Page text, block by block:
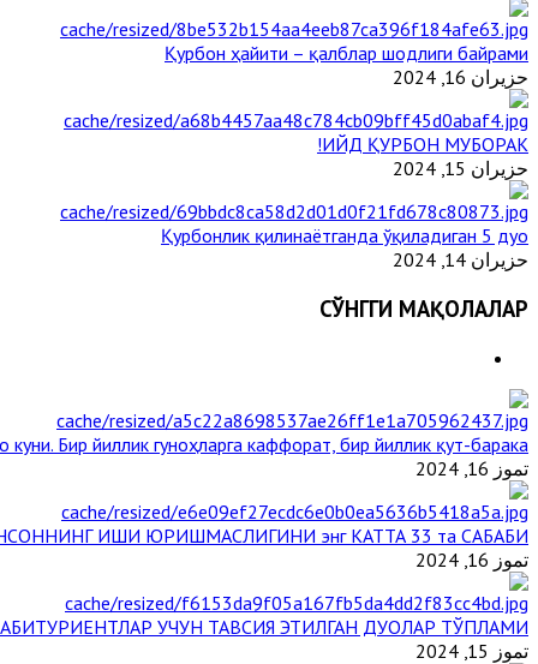
Қурбон ҳайити – қалблар шодлиги байрами
حزيران 16, 2024
ИЙД ҚУРБОН МУБОРАК!
حزيران 15, 2024
Қурбонлик қилинаётганда ўқиладиган 5 дуо
حزيران 14, 2024
СЎНГГИ МАҚОЛАЛАР
Бир йиллик гуноҳларга каффорат, бир йиллик қут-барака
تموز 16, 2024
ИШИ ЮРИШМАСЛИГИНИ энг КАТТА 33 та САБАБИ
تموز 16, 2024
АБИТУРИЕНТЛАР УЧУН ТАВСИЯ ЭТИЛГАН ДУОЛАР ТЎПЛАМИ
تموز 15, 2024